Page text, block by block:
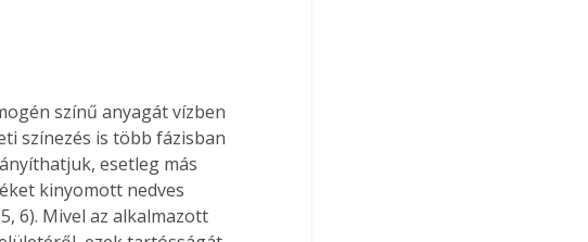
színezés is több fázisban
esetleg más
kinyomott nedves
6). Mivel az alkalmazott